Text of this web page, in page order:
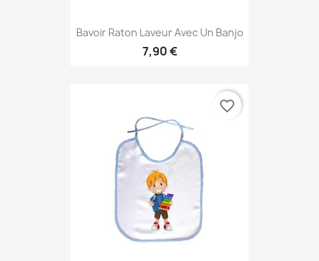
Bavoir Raton Laveur Avec Un Banjo
7,90 €
favorite_border